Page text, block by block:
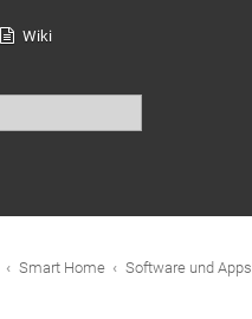
Wiki
Smart Home Software und Apps